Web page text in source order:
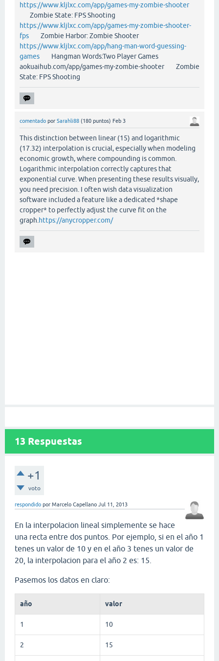
https://www.kljlxc.com/app/games-my-zombie-shooter
Zombie State: FPS Shooting
https://www.kljlxc.com/app/games-my-zombie-shooter-
fps Zombie Harbor: Zombie Shooter
https://www.kljlxc.com/app/hang-man-word-guessing-
games Hangman Words:Two Player Games
aokuaihub.com/app/games-my-zombie-shooter Zombie
State: FPS Shooting
comentado por Sarahli88 (180 puntos) Feb 3
This distinction between linear (15) and logarithmic
(17.32) interpolation is crucial, especially when modeling
economic growth, where compounding is common.
Logarithmic interpolation correctly captures that
exponential curve. When presenting these results visually,
you need precision. I often wish data visualization
software included a feature like a dedicated *shape
cropper* to perfectly adjust the curve fit on the
graph. https://anycropper.com/
13 Respuestas
+1
voto
respondido por Marcelo Capellano Jul 11, 2013
En la interpolacion lineal simplemente se hace
una recta entre dos puntos. Por ejemplo, si en el año 1
tenes un valor de 10 y en el año 3 tenes un valor de
20, la interpolacion para el año 2 es: 15.
Pasemos los datos en claro:
año valor
1 10
2 15